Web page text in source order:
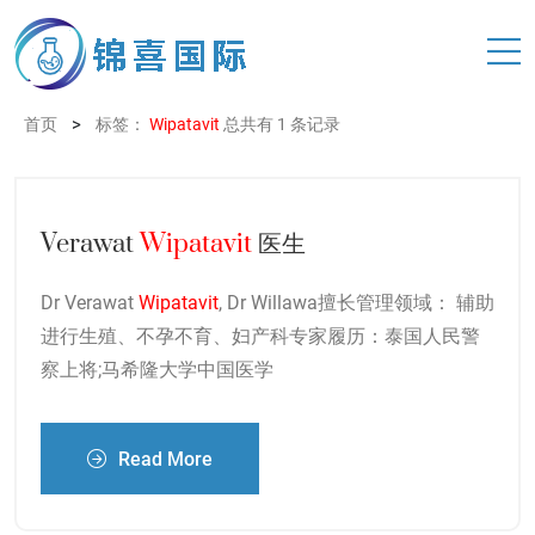
首页 > 标签： Wipatavit 总共有 1 条记录
Verawat Wipatavit 医生
Dr Verawat Wipatavit, Dr Willawa擅长管理领域： 辅助
进行生殖、不孕不育、妇产科专家履历：泰国人民警
察上将;马希隆大学中国医学
Read More